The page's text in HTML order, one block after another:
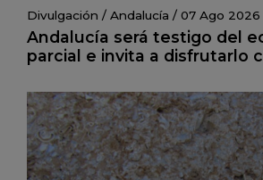
Divulgación / Andalucía / 07 Ago 2026
Andalucía será testigo del
parcial e invita a disfrutarlo